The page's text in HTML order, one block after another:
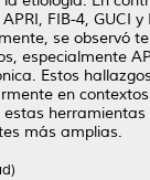
FIB-4, GUCI
se
especialmente
Estos
en
más amplias.